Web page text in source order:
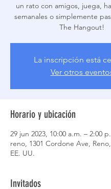
un rato con amigos, juega,
semanales o simplemente
The Hangout!
La inscripción está
Ver otros
Horario y ubicación
29 jun 2023, 10:00 a.m. – 2:00
reno, 1301 Cordone Ave, Reno,
EE. UU.
Invitados